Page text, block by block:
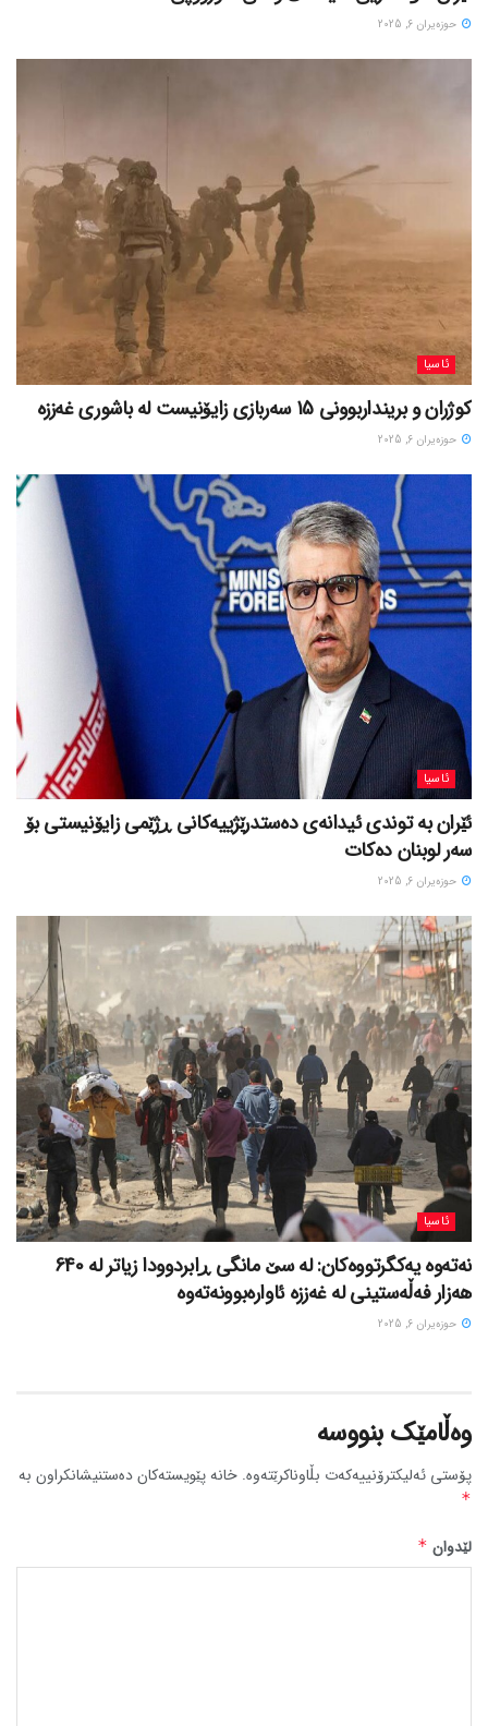
حوزه‌یران 6, 2025
ئاسیا
کوژران و برینداربوونی 15 سەربازی زایۆنیست لە باشوری غەززە
حوزه‌یران 6, 2025
ئاسیا
ئێران بە توندی ئیدانەی دەستدرێژییەکانی ڕژێمی زایۆنیستی بۆ
سەر لوبنان دەکات
حوزه‌یران 6, 2025
ئاسیا
نەتەوە یەکگرتووەکان: لە سێ مانگی ڕابردوودا زیاتر لە 640
هەزار فەڵەستینی لە غەززە ئاوارەبوونەتەوە
حوزه‌یران 6, 2025
وەڵامێک بنووسە
پۆستی ئەلیکترۆنییەکەت بڵاوناکرێتەوە. خانە پێویستەکان دەستنیشانکراون بە
*
لێدوان *